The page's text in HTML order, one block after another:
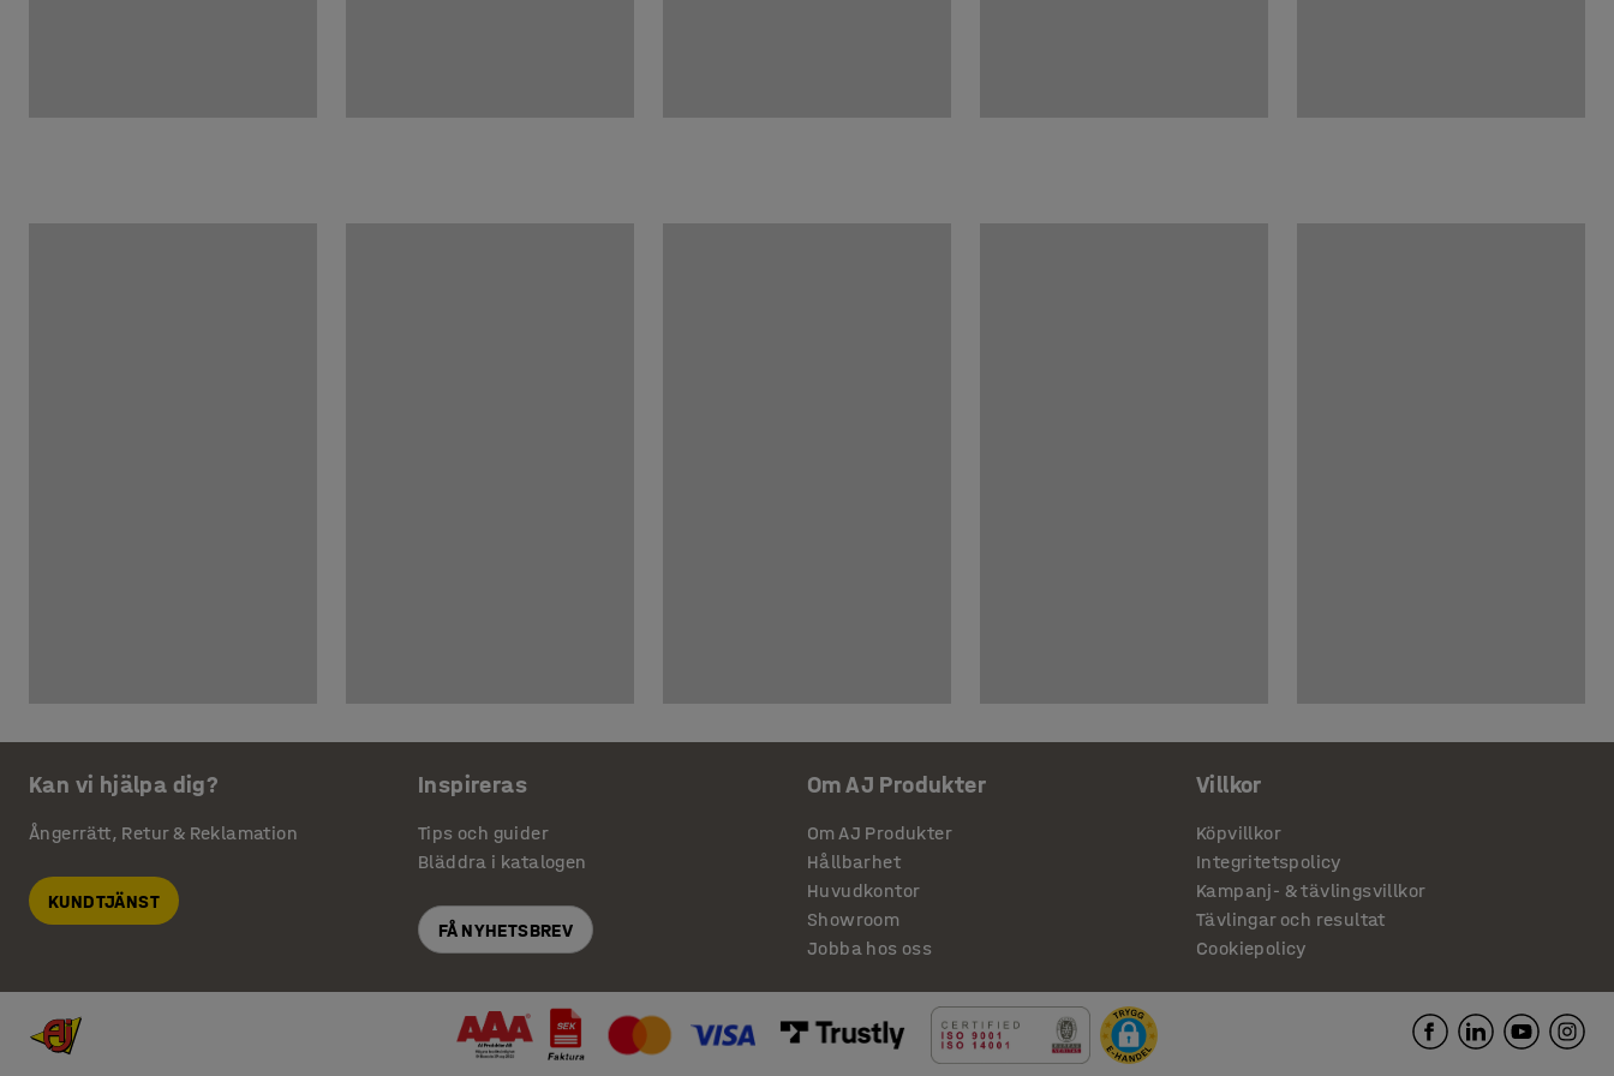
Kan vi hjälpa dig?
Ångerrätt, Retur & Reklamation
KUNDTJÄNST
Inspireras
Tips och guider
Bläddra i katalogen
FÅ NYHETSBREV
Om AJ Produkter
Om AJ Produkter
Hållbarhet
Huvudkontor
Showroom
Jobba hos oss
Villkor
Köpvillkor
Integritetspolicy
Kampanj- & tävlingsvillkor
Tävlingar och resultat
Cookiepolicy